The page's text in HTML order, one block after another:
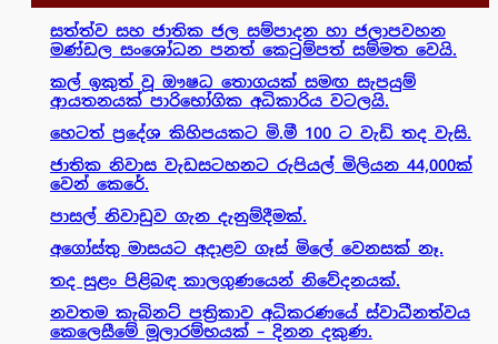
සත්ත්ව සහ ජාතික ජල සම්පාදන හා ජලාපවහන
මණ්ඩල සංශෝධන පනත් කෙටුම්පත් සම්මත වෙයි.
කල් ඉකුත් වූ ඖෂධ තොගයක් සමඟ සැපයුම්
ආයතනයක් පාරිභෝගික අධිකාරිය වටලයි.
හෙටත් ප්‍රදේශ කිහිපයකට මි.මී 100 ට වැඩි තද වැසි.
ජාතික නිවාස වැඩසටහනට රුපියල් මිලියන 44,000ක්
වෙන් කෙරේ.
පාසල් නිවාඩුව ගැන දැනුම්දීමක්.
අගෝස්තු මාසයට අදාළව ගෑස් මිලේ වෙනසක් නෑ.
තද සුළං පිළිබඳ කාලගුණයෙන් නිවේදනයක්.
නවතම කැබිනට් පත්‍රිකාව අධිකරණයේ ස්වාධීනත්වය
කෙලෙසීමේ මූලාරම්භයක් – දිනන දකුණ.